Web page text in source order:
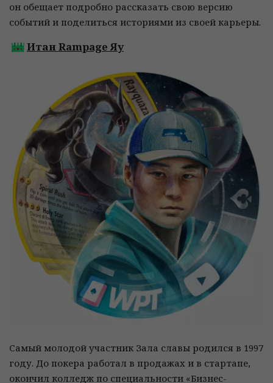
он обещает подробно рассказать свою версию
событий и поделиться историями из своей карьеры.
Итан Rampage Яу
Самый молодой участник Зала славы родился в 1997
году. До покера работал в продажах и в стартапе,
окончил колледж по специальности «Бизнес-